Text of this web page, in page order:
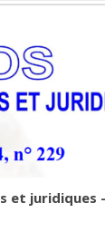
et juridiques